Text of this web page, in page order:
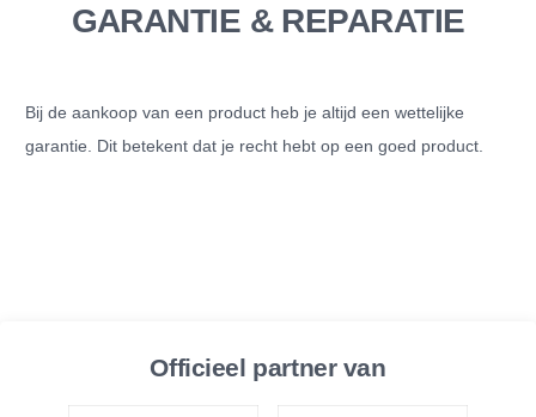
GARANTIE & REPARATIE
Bij de aankoop van een product heb je altijd een wettelijke
garantie. Dit betekent dat je recht hebt op een goed product.
Officieel partner van